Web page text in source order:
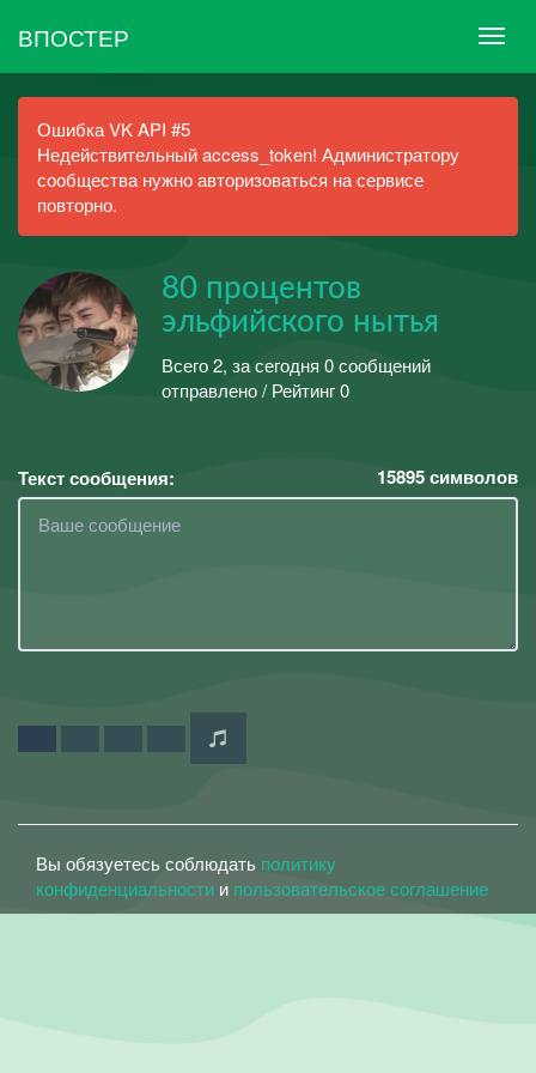
ВПОСТЕР
Ошибка VK API #5
Недействительный access_token! Администратору
сообщества нужно авторизоваться на сервисе
повторно.
80 процентов
эльфийского нытья
Всего 2, за сегодня 0 сообщений
отправлено / Рейтинг 0
Текст сообщения: 15895символов
Вы обязуетесь соблюдать политику
конфиденциальности и пользовательское соглашение